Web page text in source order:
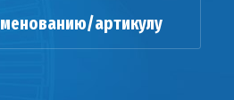
артикулу